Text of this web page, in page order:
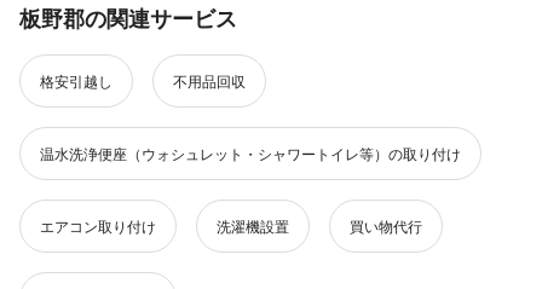
板野郡の関連サービス
格安引越し 不用品回収
温水洗浄便座（ウォシュレット・シャワートイレ等）の取り付け
エアコン取り付け 洗濯機設置 買い物代行